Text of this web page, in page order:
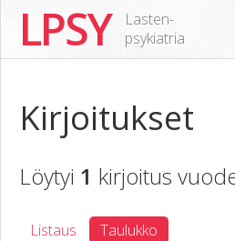
LPSY
Lasten-
psykiatria
Kirjoitukset
Löytyi 1 kirjoitus
Listaus Taulukko